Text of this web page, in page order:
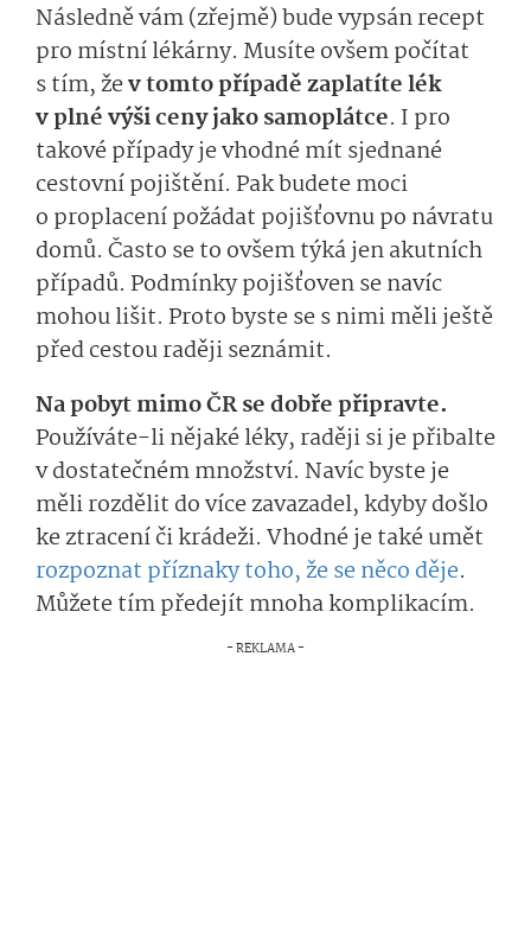
Následně vám (zřejmě) bude vypsán recept
pro místní lékárny. Musíte ovšem počítat
s tím, žev tomto případě zaplatíte lék
v plné výši ceny jako samoplátce. I pro
takové případy je vhodné mít sjednané
cestovní pojištění. Pak budete moci
o proplacení požádat pojišťovnu po návratu
domů. Často se to ovšem týká jen akutních
případů. Podmínky pojišťoven se navíc
mohou lišit. Proto byste se s nimi měli ještě
před cestou raději seznámit.
Na pobyt mimo ČR se dobře připravte.
Používáte-li nějaké léky, raději si je přibalte
v dostatečném množství. Navíc byste je
měli rozdělit do více zavazadel, kdyby došlo
ke ztracení či krádeži. Vhodné je také umět
rozpoznat příznaky toho, že se něco děje.
Můžete tím předejít mnoha komplikacím.